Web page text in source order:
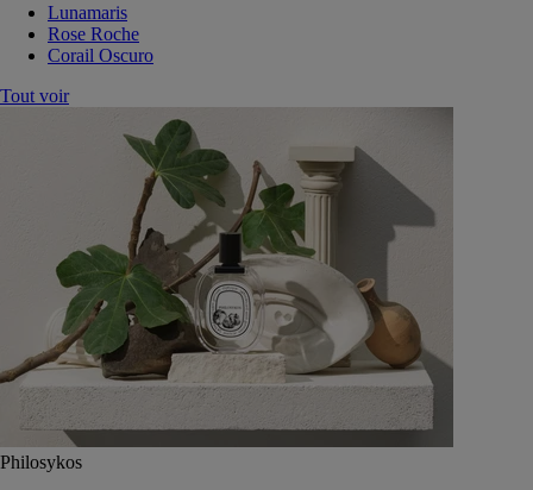
Lunamaris
Rose Roche
Corail Oscuro
Tout voir
Philosykos